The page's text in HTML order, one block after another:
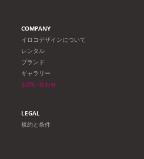
COMPANY
イロコデザインについて
レンタル
ブランド
ギャラリー
お問い合わせ
LEGAL
規約と条件